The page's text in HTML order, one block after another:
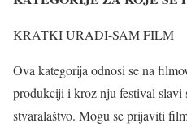
KRATKI URADI-SAM FILM
Ova kategorija odnosi se na
produkciji i kroz nju festival slavi
stvaralaštvo. Mogu se prijaviti